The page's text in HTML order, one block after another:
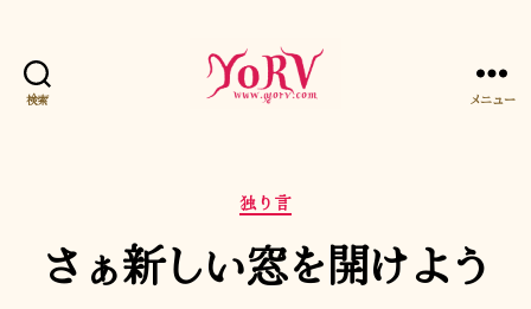
検索 メニュー
カ
テ
ゴ
リ
独り言
さぁ新しい窓を開けよう